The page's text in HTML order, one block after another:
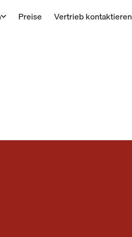
Preise Vertrieb kontaktieren